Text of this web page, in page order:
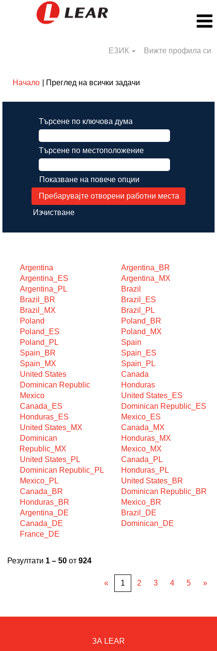
ЕЗИК Вижте профила си
Начало Преглед на всички задачи
Търсене по ключова дума
Търсене по местоположение
Показване на повече опции
Изчистване
Argentina
Argentina_BR
Argentina_ES
Argentina_MX
Argentina_PL
Brazil
Brazil_BR
Brazil_ES
Brazil_MX
Brazil_PL
Poland
Poland_BR
Poland_ES
Poland_MX
Poland_PL
Spain
Spain_BR
Spain_ES
Spain_MX
Spain_PL
United States
Canada
Dominican Republic
Honduras
Mexico
United States_ES
Canada_ES
Dominican Republic_ES
Honduras_ES
Mexico_ES
United States_MX
Canada_MX
Dominican
Republic_MX
Honduras_MX
Mexico_MX
United States_PL
Canada_PL
Dominican Republic_PL
Honduras_PL
Mexico_PL
United States_BR
Canada_BR
Dominican Republic_BR
Honduras_BR
Mexico_BR
Argentina_DE
Brazil_DE
Canada_DE
Dominican_DE
France_DE
Резултати 1 – 50 от 924
« 1 2 3 4 5 »
ЗА LEAR